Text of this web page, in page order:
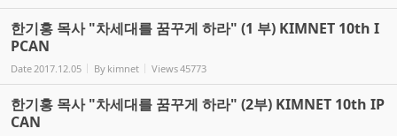
한기홍 목사 "차세대를 꿈꾸게 하라" (1 부) KIMNET 10th I
PCAN
Date 2017.12.05 By kimnet Views45773
한기홍 목사 "차세대를 꿈꾸게 하라" (2부) KIMNET 10th IP
CAN